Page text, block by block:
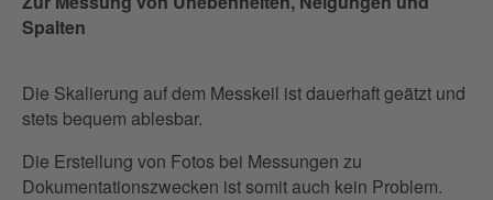
Spalten
Die Skalierung auf dem Messkeil ist dauerhaft geätzt und
stets bequem ablesbar.
Die Erstellung von Fotos bei Messungen zu
Dokumentationszwecken ist somit auch kein Problem.